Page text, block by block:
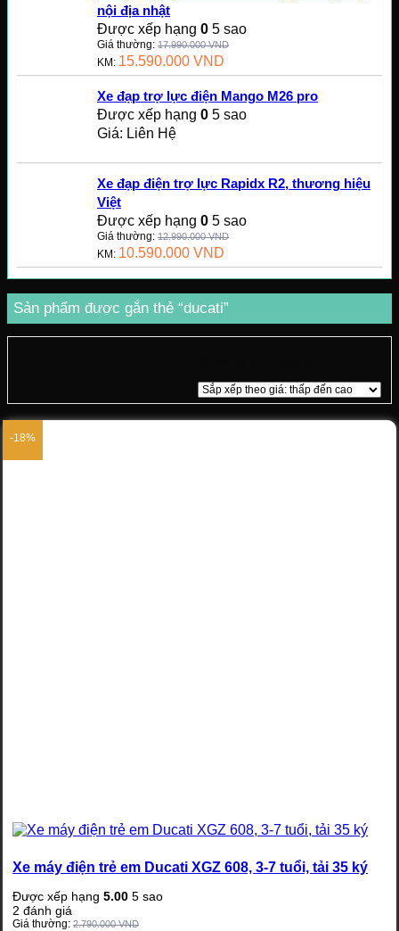
nội địa nhật
Được xếp hạng 0 5 sao
Giá thường: 17.990.000VND
KM: 15.590.000 VND
Xe đạp trợ lực điện Mango M26 pro
Được xếp hạng 0 5 sao
Giá: Liên Hệ
Xe đạp điện trợ lực Rapidx R2, thương hiệu
Việt
Được xếp hạng 0 5 sao
Giá thường: 12.990.000VND
KM: 10.590.000 VND
Sản phẩm được gắn thẻ “ducati”
-18%
Xe máy điện trẻ em Ducati XGZ 608, 3-7 tuổi, tải 35 ký
Được xếp hạng 5.00 5 sao
2 đánh giá
Giá thường: 2.790.000VND